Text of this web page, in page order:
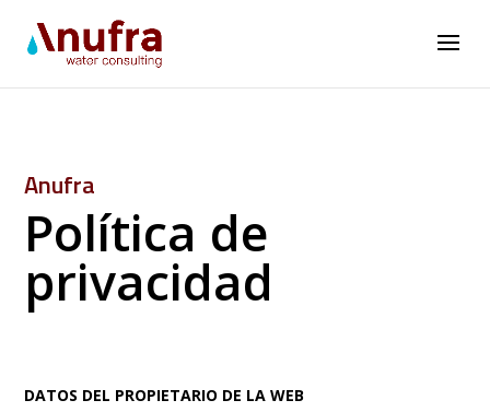
Anufra
Política de
privacidad
DATOS DEL PROPIETARIO DE LA WEB